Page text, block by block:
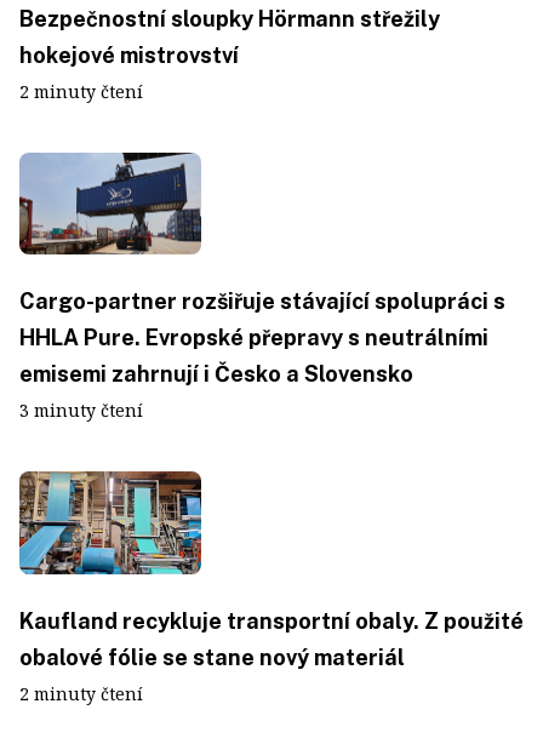
Bezpečnostní sloupky Hörmann střežily
hokejové mistrovství
2 minuty čtení
Cargo-partner rozšiřuje stávající spolupráci s
HHLA Pure. Evropské přepravy s neutrálními
emisemi zahrnují i Česko a Slovensko
3 minuty čtení
Kaufland recykluje transportní obaly. Z použité
obalové fólie se stane nový materiál
2 minuty čtení